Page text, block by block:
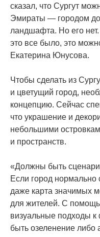
сказал, что Сургут
Эмираты — городом
ландшафта. Но его
это все было, это
Екатерина Юнусова.
Чтобы сделать из
и цветущий город,
концепцию. Сейчас
что украшение и
небольшими
и пространств.
«Должны быть
Если город нормально
даже карта значимых
для жителей. С
визуальные подходы
быть озеленение либо